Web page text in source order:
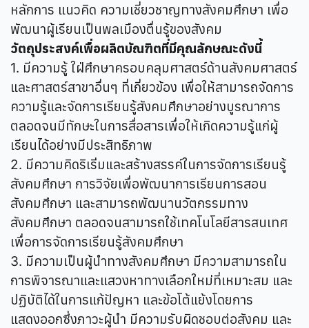
หลักการ แนวคิด ความเชี่ยวชาญทางสังคมศึกษา เพื่อ
พัฒนาผู้เรียนเป็นพลเมืองตื่นรู้ของสังคม
วัตถุประสงค์เพื่อผลิตบัณฑิตที่มีคุณลักษณะดังนี้
1. มีความรู้ ใฝ่ศึกษาครอบคลุมศาสตร์ด้านสังคมศาสตร์
และศาสตร์สาขาอื่นๆ ที่เกี่ยวข้อง เพื่อให้สามารถจัดการ
ความรู้และจัดการเรียนรู้สังคมศึกษาอย่างบูรณาการ
ตลอดจนมีทักษะในการสื่อสารเพื่อให้เกิดความรู้แก่ผู้
เรียนได้อย่างมีประสิทธิภาพ
2. มีความคิดริเริ่มและสร้างสรรค์ในการจัดการเรียนรู้
สังคมศึกษา การวิจัยเพื่อพัฒนาการเรียนการสอน
สังคมศึกษา และสามารถพัฒนานวัตกรรมทาง
สังคมศึกษา ตลอดจนสามารถใช้เทคโนโลยีสารสนเทศ
เพื่อการจัดการเรียนรู้สังคมศึกษา
3. มีความเป็นผู้นำทางสังคมศึกษา มีความสามารถใน
การพิจารณาและแสวงหาทางเลือกใหม่ที่เหมาะสม และ
ปฏิบัติได้ในการแก้ปัญหา และข้อโต้แย้งโดยการ
แสดงออกซึ่งภาวะผู้นำ มีความรับผิดชอบต่อสังคม และ